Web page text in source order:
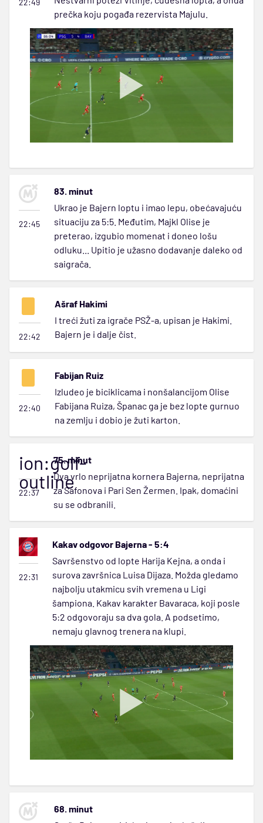
22:49
prečka koju pogađa rezervista Majulu.
22:45
83. minut
Ukrao je Bajern loptu i imao lepu, obećavajuću
situaciju za 5:5. Međutim, Majkl Olise je
preterao, izgubio momenat i doneo lošu
odluku... Upitio je užasno dodavanje daleko od
saigrača.
22:42
Ašraf Hakimi
I treći žuti za igrače PSŽ-a, upisan je Hakimi.
Bajern je i dalje čist.
22:40
Fabijan Ruiz
Izludeo je biciklicama i nonšalancijom Olise
Fabijana Ruiza, Španac ga je bez lopte gurnuo
na zemlju i dobio je žuti karton.
ion:golf-
outline
22:37
75. minut
Dva vrlo neprijatna kornera Bajerna, neprijatna
za Safonova i Pari Sen Žermen. Ipak, domaćini
su se odbranili.
22:31
Kakav odgovor Bajerna - 5:4
Savršenstvo od lopte Harija Kejna, a onda i
surova završnica Luisa Dijaza. Možda gledamo
najbolju utakmicu svih vremena u Ligi
šampiona. Kakav karakter Bavaraca, koji posle
5:2 odgovoraju sa dva gola. A podsetimo,
nemaju glavnog trenera na klupi.
68. minut